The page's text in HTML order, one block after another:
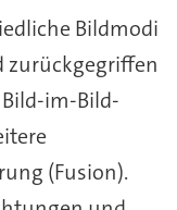
Bildmodi
zurückgegriffen
im-Bild-
(Fusion).